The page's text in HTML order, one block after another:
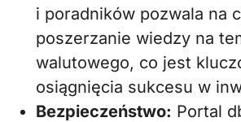
i poradników pozwala na
poszerzanie wiedzy na
walutowego, co jest
osiągnięcia sukcesu w
Bezpieczeństwo: Portal